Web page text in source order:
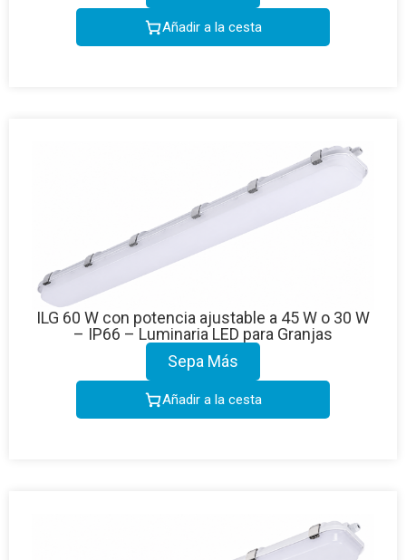
Añadir a la cesta
ILG 60 W con potencia ajustable a 45 W o 30 W
– IP66 – Luminaria LED para Granjas
Sepa Más
Añadir a la cesta